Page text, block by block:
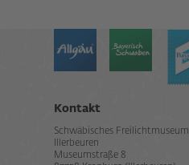
Kontakt
Schwäbisches Freilichtmuseum
Illerbeuren
Museumstraße 8